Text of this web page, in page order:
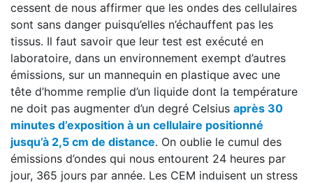
cessent de nous affirmer que les ondes des cellulaires
sont sans danger puisqu’elles n’échauffent pas les
tissus. Il faut savoir que leur test est exécuté en
laboratoire, dans un environnement exempt d’autres
émissions, sur un mannequin en plastique avec une
tête d’homme remplie d’un liquide dont la température
ne doit pas augmenter d’un degré Celsius après 30
minutes d’exposition à un cellulaire positionné
jusqu’à 2,5 cm de distance. On oublie le cumul des
émissions d’ondes qui nous entourent 24 heures par
jour, 365 jours par année. Les CEM induisent un stress